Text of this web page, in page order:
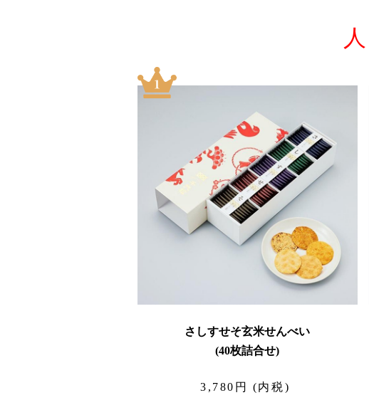
さしすせそ玄米せんべい
(40枚詰合せ)
3,780円 (内税)